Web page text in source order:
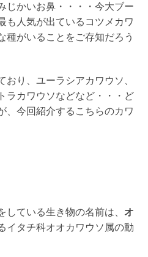
じかいお鼻・・・・今大ブー
も人気が出ているコツメカワ
種がいることをご存知だろう
おり、ユーラシアカワウソ、
ラカワウソなどなど・・・ど
、今回紹介するこちらのカワ
している生き物の名前は、 オ
イタチ科オオカワウソ属の動